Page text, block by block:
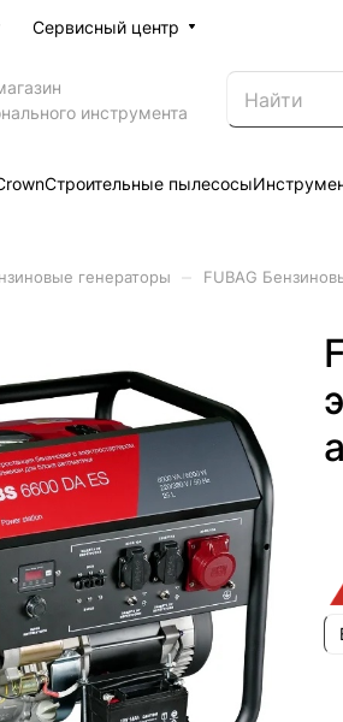
Сервисный центр
инструмента
Строительные пылесосы
генераторы FUBAG